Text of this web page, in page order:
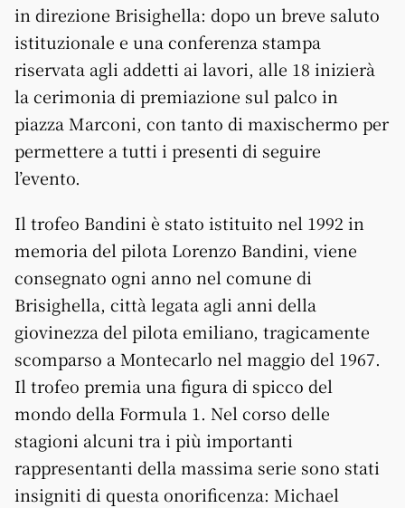
in direzione Brisighella: dopo un breve saluto
istituzionale e una conferenza stampa
riservata agli addetti ai lavori, alle 18 inizierà
la cerimonia di premiazione sul palco in
piazza Marconi, con tanto di maxischermo per
permettere a tutti i presenti di seguire
l’evento.
Il trofeo Bandini è stato istituito nel 1992 in
memoria del pilota Lorenzo Bandini, viene
consegnato ogni anno nel comune di
Brisighella, città legata agli anni della
giovinezza del pilota emiliano, tragicamente
scomparso a Montecarlo nel maggio del 1967.
Il trofeo premia una figura di spicco del
mondo della Formula 1. Nel corso delle
stagioni alcuni tra i più importanti
rappresentanti della massima serie sono stati
insigniti di questa onorificenza: Michael